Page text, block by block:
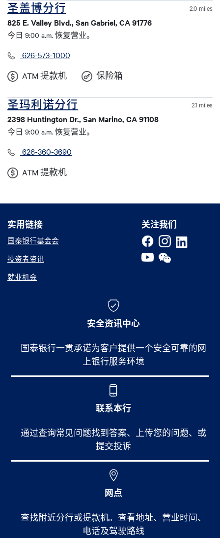
圣盖博分行 2.0 miles
825 E. Valley Blvd., San Gabriel, CA 91776
今日 9:00 a.m. 恢复营业。
626-573-1000
ATM 提款机
保险箱
圣玛利诺分行 2.1 miles
2398 Huntington Dr., San Marino, CA 91108
今日 9:00 a.m. 恢复营业。
626-360-3690
ATM 提款机
关注我们
实用链接
实用链接
国泰银行基金会
投资者资讯
就业机会
安全资讯中心
国泰银行一贯承诺为客户提供一个安全可靠的网
上银行服务环境
联系本行
通过查询常见问题找到答案、上传您的问题、或
提交投诉
网点
查找附近分行或提款机。查看地址、营业时间、
电话及驾驶路线